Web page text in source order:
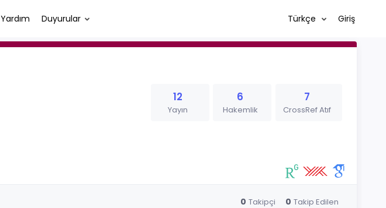
Yardım Duyurular Türkçe Giriş
12
Yayın
6
Hakemlik
7
CrossRef Atıf
0 Takipçi 0 Takip Edilen